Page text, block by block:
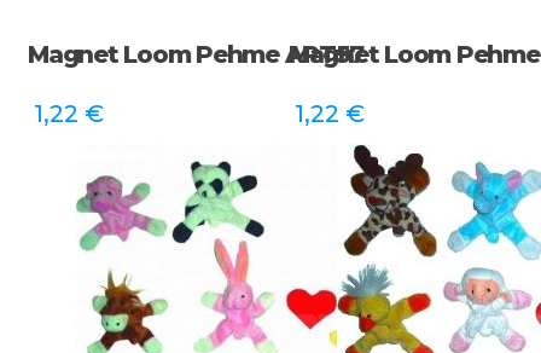
Magnet Loom Pehme ART57
1,22 €
Magnet Loom
1,22 €